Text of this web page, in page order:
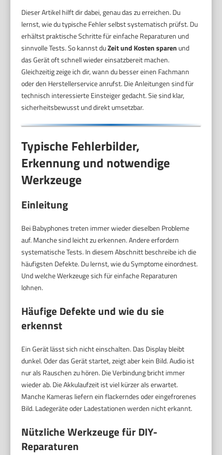
Dieser Artikel hilft dir dabei, genau das zu erreichen. Du
lernst, wie du typische Fehler selbst systematisch prüfst. Du
erhältst praktische Schritte für einfache Reparaturen und
sinnvolle Tests. So kannst duZeit und Kosten sparen und
das Gerät oft schnell wieder einsatzbereit machen.
Gleichzeitig zeige ich dir, wann du besser einen Fachmann
oder den Herstellerservice anrufst. Die Anleitungen sind für
technisch interessierte Einsteiger gedacht. Sie sind klar,
sicherheitsbewusst und direkt umsetzbar.
Typische Fehlerbilder,
Erkennung und notwendige
Werkzeuge
Einleitung
Bei Babyphones treten immer wieder dieselben Probleme
auf. Manche sind leicht zu erkennen. Andere erfordern
systematische Tests. In diesem Abschnitt beschreibe ich die
häufigsten Defekte. Du lernst, wie du Symptome einordnest.
Und welche Werkzeuge sich für einfache Reparaturen
lohnen.
Häufige Defekte und wie du sie
erkennst
Ein Gerät lässt sich nicht einschalten. Das Display bleibt
dunkel. Oder das Gerät startet, zeigt aber kein Bild. Audio ist
nur als Rauschen zu hören. Die Verbindung bricht immer
wieder ab. Die Akkulaufzeit ist viel kürzer als erwartet.
Manche Kameras liefern ein flackerndes oder eingefrorenes
Bild. Ladegeräte oder Ladestationen werden nicht erkannt.
Nützliche Werkzeuge für DIY-
Reparaturen